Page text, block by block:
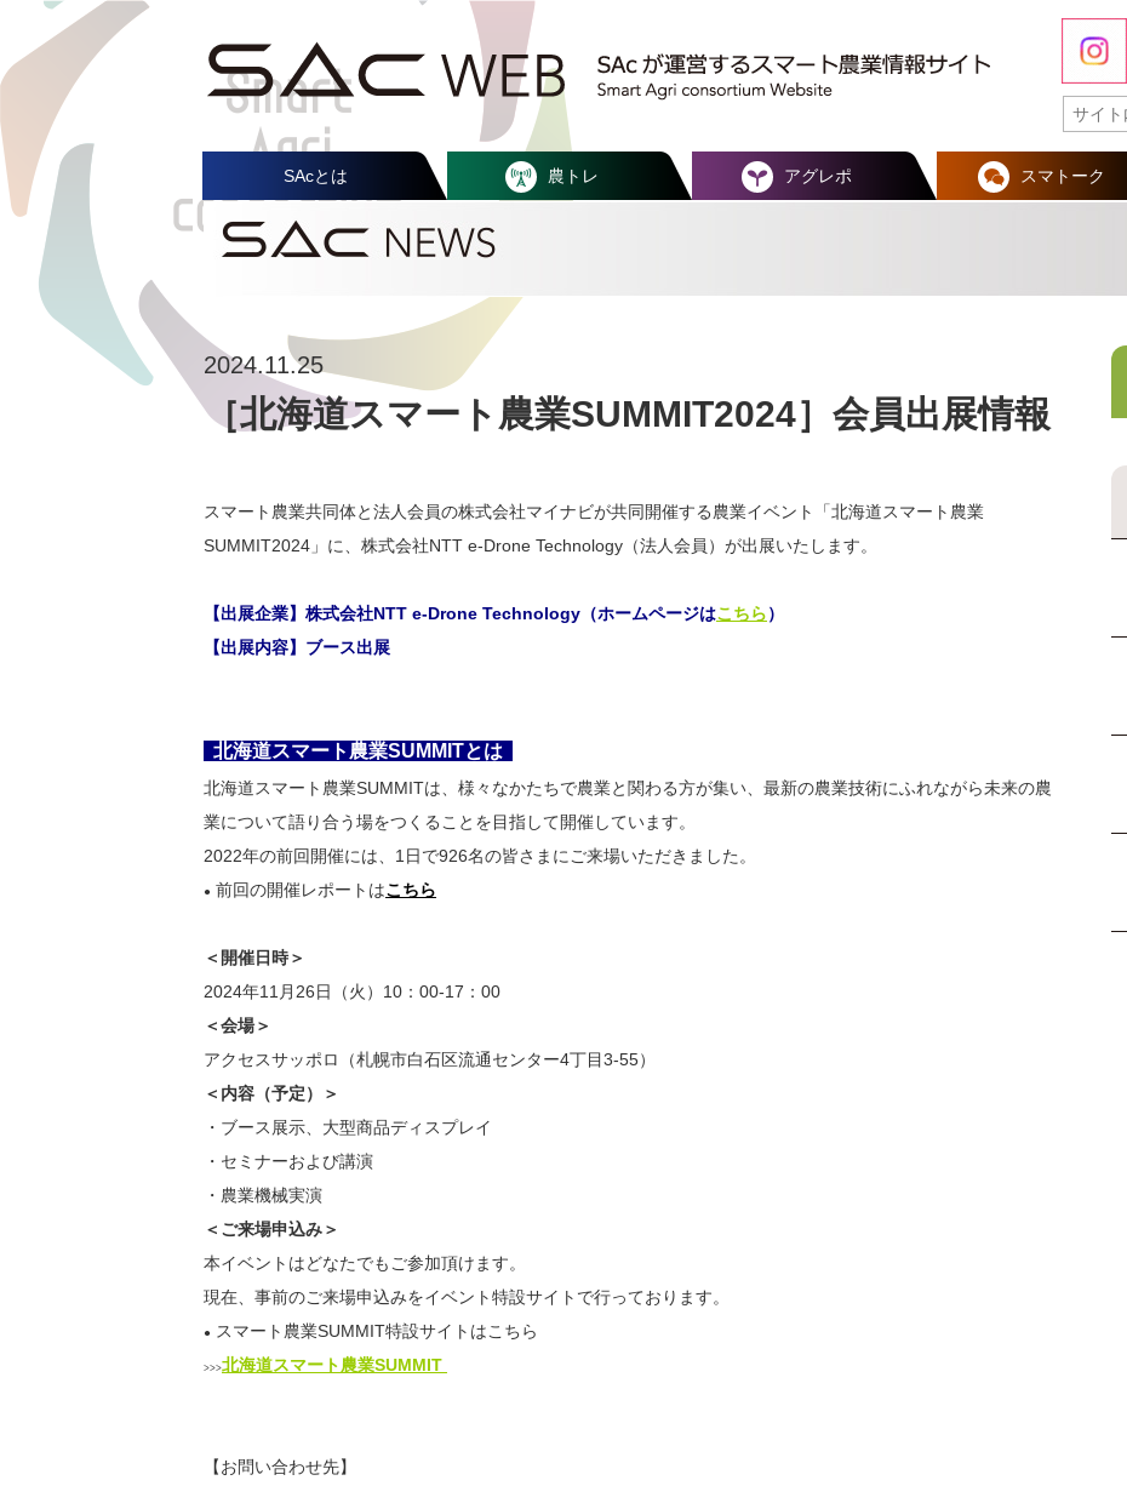
SAcとは 農トレ アグレポ スマトーク
2024.11.25
［北海道スマート農業SUMMIT2024］会員出展情報
スマート農業共同体と法人会員の株式会社マイナビが共同開催する農業イベント「北海道スマート農業
SUMMIT2024」に、株式会社NTT e-Drone Technology（法人会員）が出展いたします。
【出展企業】株式会社NTT e-Drone Technology （ホームページはこちら）
【出展内容】ブース出展
北海道スマート農業SUMMITとは
北海道スマート農業SUMMITは、様々なかたちで農業と関わる方が集い、最新の農業技術にふれながら未来の農
業について語り合う場をつくることを目指して開催しています。
2022年の前回開催には、1日で926名の皆さまにご来場いただきました。
● 前回の開催レポートはこちら
＜開催日時＞
2024年11月26日（火）10：00-17：00
＜会場＞
アクセスサッポロ（札幌市白石区流通センター4丁目3-55）
＜内容（予定）＞
・ブース展示、大型商品ディスプレイ
・セミナーおよび講演
・農業機械実演
＜ご来場申込み＞
本イベントはどなたでもご参加頂けます。
現在、事前のご来場申込みをイベント特設サイトで行っております。
● スマート農業SUMMIT特設サイトはこちら
>>>北海道スマート農業SUMMIT
【お問い合わせ先】